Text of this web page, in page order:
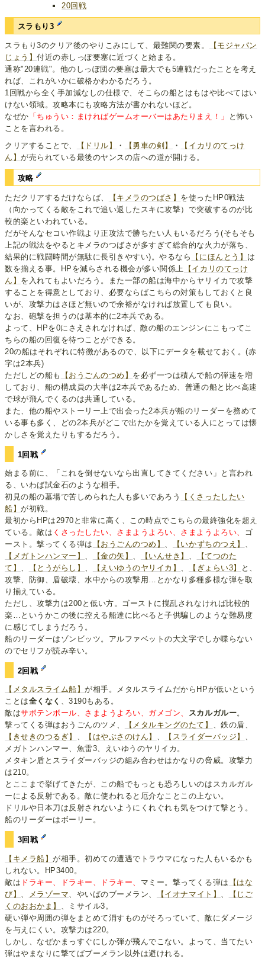
20回戦
スラもり3
スラもり3のクリア後のやりこみにして、最難関の要素。
【モジャパン
じょう】付近の赤しっぽ要塞に近づくと始まる。
通称"20連戦"。他のしっぽ団の要塞は最大でも5連戦だったことを考え
れば、これがいかに破格かわかるだろう。
1回戦から全く手加減なしの仕様で、そこらの船とはもはや比べてはい
けない領域。攻略本にも攻略方法が書かれないほど。
なぜか 「ちゅうい：まければゲームオーバーはあたりまえ！」
と怖い
ことを言われる。
クリアすることで、
【ドリル】 ・ 【勇車の剣】 ・
【イカリのてっけ
ん】が売られている最後のヤンスの店への道が開ける。
攻略
ただクリアするだけならば、 【キメラのつばさ】 を使ったHP0戦法
（向かってくる敵をこれで追い返したスキに攻撃）で突破するのが比
較的楽といわれている。
だがそんなセコい作戦より正攻法で勝ちたい人もいるだろう(そもそも
上記の戦法をやるとキメラのつばさが多すぎて総合的な火力が落ち、
結果的に戦闘時間が無駄に長引きやすい)。やるなら
【にほんとう】 は
数を揃える事。HPを減らされる機会が多い関係上
【イカリのてっけ
ん】 を入れてもよいだろう。また一部の船は海中からヤリイカで攻撃
することを得意としており、必要ならばこちらの対策もしておくと良
いが、攻撃力はさほど無いので余裕がなければ放置しても良い。
なお、砲撃を担うのは基本的に2本兵である。
よって、HPを0にさえされなければ、敵の船のエンジンにこもってこ
ちらの船の回復を待つことができる。
20の船はそれぞれに特徴があるので、以下にデータを載せておく。(赤
字は2本兵)
ただしどの船も
【おうごんのつめ】 を必ず一つは積んで船の弾速を増
しており、船の構成員の大半は2本兵であるため、普通の船と比べ高速
で球が飛んでくるのは共通している。
また、他の船やストーリー上で出会った2本兵が船のリーダーを務めて
いる事も多く、どの2本兵がどこで出たかを覚えている人にとっては懐
かしさを覚えたりもするだろう。
1回戦
始まる前に、「これを倒せないなら出直してきてください」と言われ
る、いわば試金石のような相手。
初見の船の墓場で苦しめられた人も多いであろう
【くさったしたい
船】が初戦。
最初からHPは2970と非常に高く、この時点でこちらの最終強化を超え
ている。敵は くさったしたい、さまようよろい、さまようよろい、
ゴ
ースト。撃ってくる弾は
【おうごんのつめ】 【いかずちのつえ】
【メガトンハンマー】
【金の矢】 【いんせき】
【てつのた
て】
【とうがらし】 【えいゆうのヤリイカ】 【ぎょらい3】
と、
攻撃、防御、盾破壊、水中からの攻撃用…とかなり多種多様な弾を取
り揃えている。
ただし、攻撃力は200と低い方。ゴーストに撹乱されなければ比較的
楽…というかこの後に控える船達に比べると子供騙しのような難易度
に感じてしまうだろう。
船のリーダーはゾンビッツ。アルファベットの大文字でしか喋らない
のでセリフが読み辛い。
2回戦
【メタルスライム船】が相手。メタルスライムだからHPが低いという
ことは全くなく 、3190もある。
敵はサボテンボール、さまようよろい、ガメゴン、 スカルガルー。
撃ってくる弾はおうごんのツメ、
【メタルキングのたて】 、鉄の盾、
【きせきのつるぎ】 、 【はやぶさのけん】 、 【スライダーバッジ】 、
メガトンハンマー、魚雷3、えいゆうのヤリイカ。
メタキン盾とスライダーバッジの組み合わせはかなりの脅威。攻撃力
は210。
とここまで挙げてきたが、この船でもっとも恐ろしいのはスカルガル
ーによる反射である。敵に使われると厄介なことこの上ない。
ドリルや日本刀は反射されないようにくれぐれも気をつけて撃とう。
船のリーダーはボーリー。
3回戦
【キメラ船】が相手。初めての遭遇でトラウマになった人もいるかも
しれない。HP3400。
敵は ドラキー、ドラキー、ドラキー、 マミー。撃ってくる弾は
【はな
び】
メラゾーマ 、やいばのブーメラン、 【イオナマイト】
【じご
くのおおかま】
、ミサイル3。
硬い弾や周囲の弾をまとめて消すものがそろっていて、敵にダメージ
を与えにくい。攻撃力は220。
しかし、なぜかまっすぐにしか弾が飛んでこない。よって、当てたい
弾はやまなりに撃てばブーメラン以外は避けれる。